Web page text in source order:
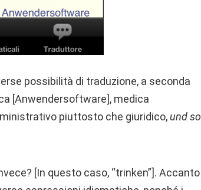
possibilità di traduzione, a seconda
[Anwendersoftware], medica
piuttosto che giuridico, und so
[In questo caso, “trinken”]. Accanto